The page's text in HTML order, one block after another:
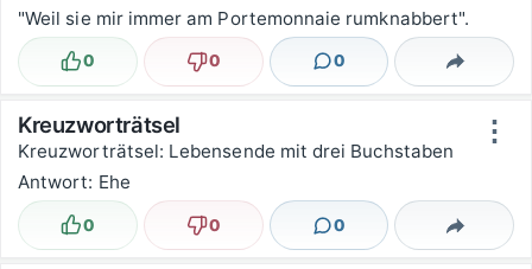
"Weil sie mir immer am Portemonnaie rumknabbert".
Lustig
0 Nicht lustig
0 0
Kommentare Teilen
⋮
Kreuzworträtsel
Kreuzworträtsel: Lebensende mit drei Buchstaben
Antwort: Ehe
Lustig
0 Nicht lustig
0 0
Kommentare Teilen